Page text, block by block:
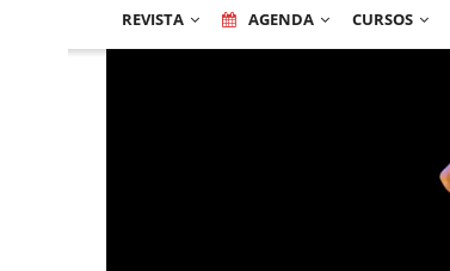
REVISTA AGENDA CURSOS